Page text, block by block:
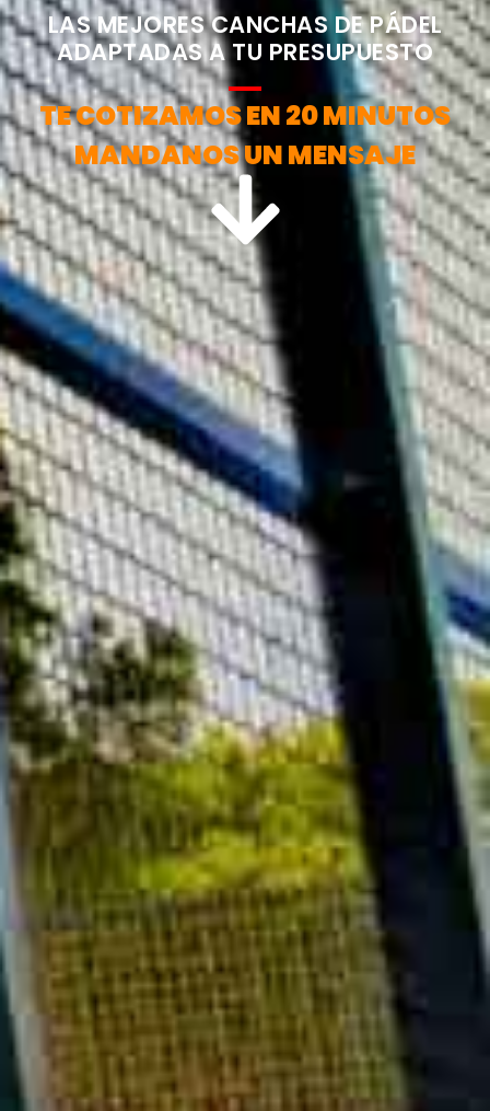
LAS MEJORES CANCHAS DE PÁDEL
ADAPTADAS A TU PRESUPUESTO
TE COTIZAMOS EN 20 MINUTOS
MANDANOS UN MENSAJE